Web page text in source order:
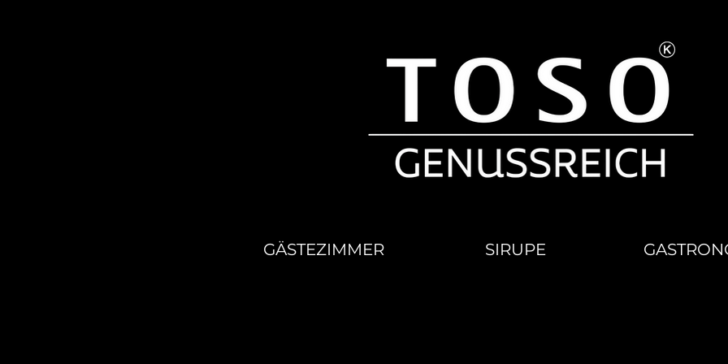
GÄSTEZIMMER SIRUPE